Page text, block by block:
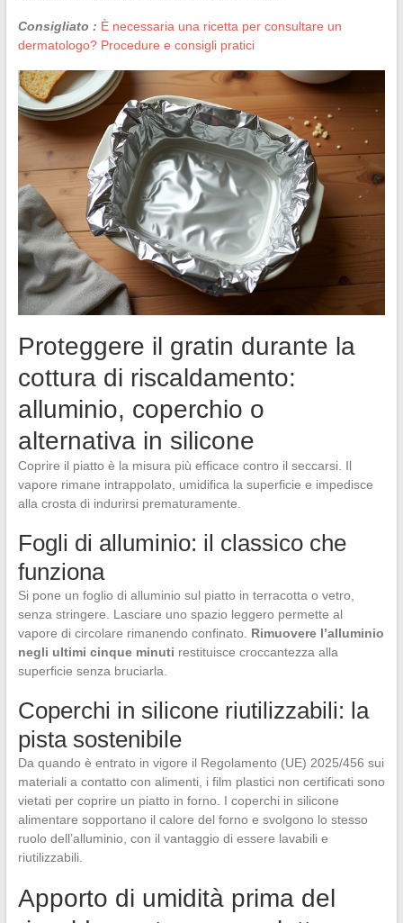
Consigliato : È necessaria una ricetta per consultare un
dermatologo? Procedure e consigli pratici
Proteggere il gratin durante la
cottura di riscaldamento:
alluminio, coperchio o
alternativa in silicone
Coprire il piatto è la misura più efficace contro il seccarsi. Il
vapore rimane intrappolato, umidifica la superficie e impedisce
alla crosta di indurirsi prematuramente.
Fogli di alluminio: il classico che
funziona
Si pone un foglio di alluminio sul piatto in terracotta o vetro,
senza stringere. Lasciare uno spazio leggero permette al
vapore di circolare rimanendo confinato. Rimuovere l’alluminio
negli ultimi cinque minuti restituisce croccantezza alla
superficie senza bruciarla.
Coperchi in silicone riutilizzabili: la
pista sostenibile
Da quando è entrato in vigore il Regolamento (UE) 2025/456 sui
materiali a contatto con alimenti, i film plastici non certificati sono
vietati per coprire un piatto in forno. I coperchi in silicone
alimentare sopportano il calore del forno e svolgono lo stesso
ruolo dell’alluminio, con il vantaggio di essere lavabili e
riutilizzabili.
Apporto di umidità prima del